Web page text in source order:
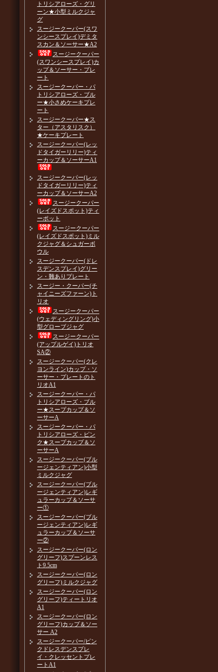
トリシアローズ・グリ
ーン★小型ミルクジャ
グ
スージークーパー(スワ
ンシースプレイ)デミタ
スカン＆ソーサー★A2
スージークーパー
(スワンシースプレイ)カ
ップ＆ソーサー・プレ
ート
スージークーパー・パ
トリシアローズ・ブル
ー★小さめケーキプレ
ート
スージークーパー★ス
ター（アスタリスク）
★ケーキプレート
スージークーパー(レッ
ドタイガーリリー)ティ
ーカップ＆ソーサーA1
スージークーパー(レッ
ドタイガーリリー)ティ
ーカップ＆ソーサーA2
スージークーパー
(レイズドスポット)ティ
ーポット
スージークーパー
(レイズドスポット)ミル
クジャグ＆シュガーボ
ウル
スージークーパー(ドレ
スデンスプレイ)グリー
ン・難ありプレート
スージー・クーパー(チ
ャイニーズファーン)ト
リオ
スージークーパー
(ウェディングリング)小
型グローブジャグ
スージークーパー
(アップルゲイ)トリオ
SA②
スージークーパー(クレ
ヨンライン)カップ・ソ
ーサー・プレートのト
リオA1
スージークーパー・パ
トリシアローズ・ブル
ー★スープカップ＆ソ
ーサーA
スージークーパー・パ
トリシアローズ・ピン
ク★スープカップ＆ソ
ーサーA
スージークーパー(ブル
ージェンティアン)小型
ミルクジャグ
スージークーパー(ブル
ージェンティアン)レギ
ュラーカップ＆ソーサ
ー①
スージークーパー(ブル
ージェンティアン)レギ
ュラーカップ＆ソーサ
ー②
スージークーパー(ロン
グリーフ)スプーンレス
ト9.5cm
スージークーパー(ロン
グリーフ)ミルクジャグ
スージークーパー(ロン
グリーフ)ティートリオ
A1
スージークーパー(ロン
グリーフ)カップ＆ソー
サー A2
スージークーパー/ピン
クドレスデンスプレ
イ・クレッセントプレ
ートA1